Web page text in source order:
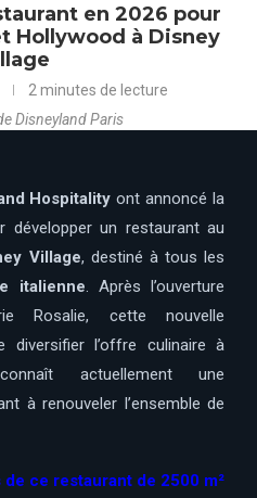
en 2026 pour
Hollywood à Disney
2 minutes de lecture
Disneyland Paris
Hospitality ont annoncé la
développer un restaurant au
Village, destiné à tous les
italienne . Après l’ouverture
Rosalie, cette nouvelle
diversifier l’offre culinaire à
actuellement une
à renouveler l’ensemble de
ce restaurant de 2500 m²